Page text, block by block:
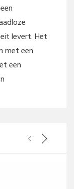
levert. Het
met een
een